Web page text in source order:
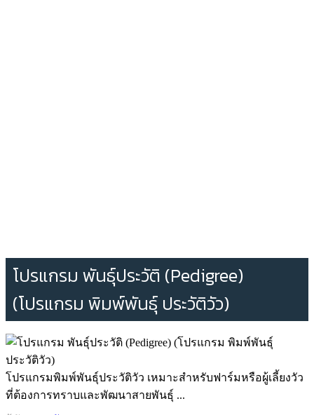
โปรแกรม พันธุ์ประวัติ (Pedigree)
(โปรแกรม พิมพ์พันธุ์ ประวัติวัว)
โปรแกรมพิมพ์พันธุ์ประวัติวัว เหมาะสำหรับฟาร์มหรือผู้เลี้ยงวัว
ที่ต้องการทราบและพัฒนาสายพันธุ์ ...